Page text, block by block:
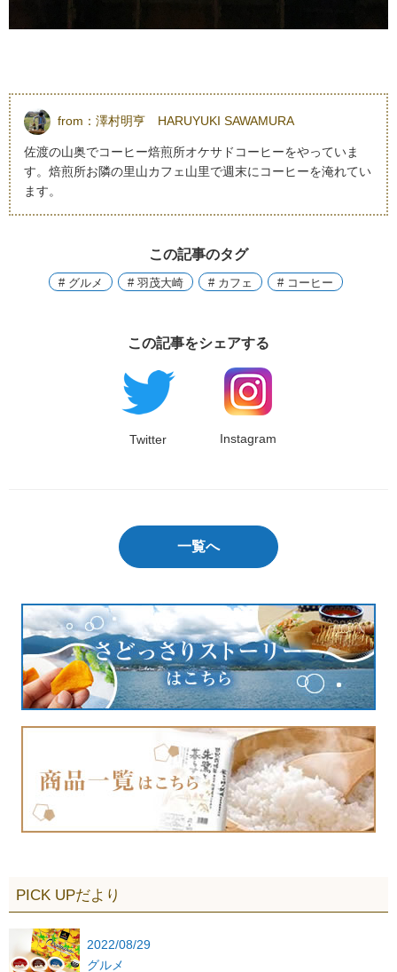
from： 澤村明亨 HARUYUKI SAWAMURA
佐渡の山奥でコーヒー焙煎所オケサドコーヒーをやっていま
す。焙煎所お隣の里山カフェ山里で週末にコーヒーを淹れてい
ます。
この記事のタグ
# グルメ # 羽茂大崎 # カフェ # コーヒー
この記事をシェアする
Twitter Instagram
一覧へ
PICK UPだより
2022/08/29
グルメ